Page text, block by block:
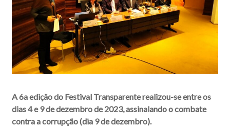
A 6a edição do Festival Transparente realizou-se entre os
dias 4 e 9 de dezembro de 2023, assinalando o combate
contra a corrupção (dia 9 de dezembro).